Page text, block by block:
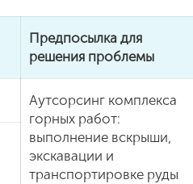
Предпосылка для
решения проблемы
Аутсорсинг комплекса
горных работ:
выполнение вскрыши,
экскавации и
транспортировке руды